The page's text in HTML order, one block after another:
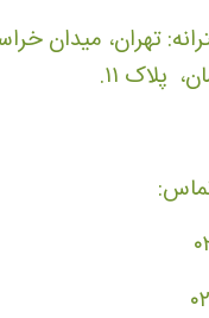
تهران، میدان
پلاک ۱۱.